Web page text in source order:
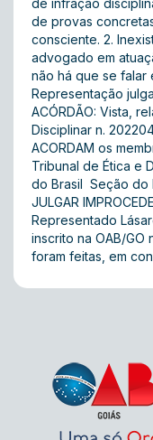
de infração
de provas
consciente. 2.
advogado em
não há que se falar
Representação
ACÓRDÃO: Vista,
Disciplinar n.
ACORDAM os
Tribunal de Ética e
do Brasil  Seção
JULGAR
Representado
inscrito na OAB/GO
foram feitas, em